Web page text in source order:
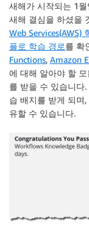
새해가 시작되는 1
새해 결심을 하셨을
Web Services(AWS)
플로 학습 경로를 확
Functions, Amazon
에 대해 알아야 할
를 받을 수 있습니다
습 배지를 받게 되며
유할 수 있습니다.